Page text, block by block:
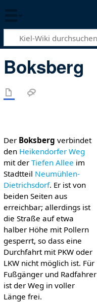
Boksberg
Der Boksberg verbindet
den Heikendorfer Weg
mit der Tiefen Allee im
Stadtteil Neumühlen-
Dietrichsdorf. Er ist von
beiden Seiten aus
erreichbar; allerdings ist
die Straße auf etwa
halber Höhe mit Pollern
gesperrt, so dass eine
Durchfahrt mit PKW oder
LKW nicht möglich ist. Für
Fußgänger und Radfahrer
ist der Weg in voller
Länge frei.